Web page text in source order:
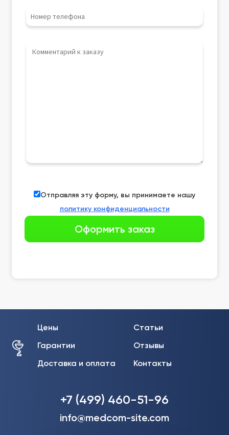
Отправляя эту форму, вы принимаете нашу
политику конфиденциальности
Цены
Гарантии
Доставка и оплата
Статьи
Отзывы
Контакты
+7 (499) 460-51-96
info@medcom-site.com